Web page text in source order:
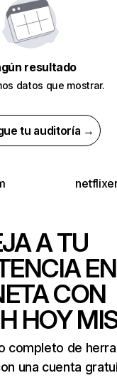
resultado
datos que mostrar.
tu auditoría →
A TU
CON
HOY
completo de
una cuenta